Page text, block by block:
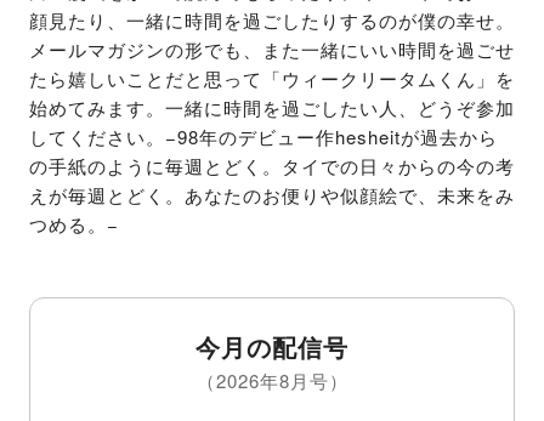
顔見たり、一緒に時間を過ごしたりするのが僕の幸せ。
メールマガジンの形でも、また一緒にいい時間を過ごせ
たら嬉しいことだと思って「ウィークリータムくん」を
始めてみます。一緒に時間を過ごしたい人、どうぞ参加
してください。−98年のデビュー作hesheitが過去から
の手紙のように毎週とどく。タイでの日々からの今の考
えが毎週とどく。あなたのお便りや似顔絵で、未来をみ
つめる。−
今月の配信号
（2026年8月号）